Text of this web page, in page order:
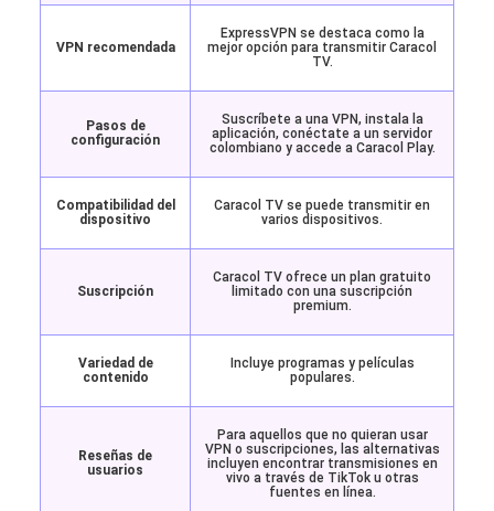
VPN recomendada
ExpressVPN se destaca como la
mejor opción para transmitir Caracol
TV.
Pasos de
configuración
Suscríbete a una VPN, instala la
aplicación, conéctate a un servidor
colombiano y accede a Caracol Play.
Compatibilidad del
dispositivo
Caracol TV se puede transmitir en
varios dispositivos.
Suscripción
Caracol TV ofrece un plan gratuito
limitado con una suscripción
premium.
Variedad de
contenido
Incluye programas y películas
populares.
Reseñas de
usuarios
Para aquellos que no quieran usar
VPN o suscripciones, las alternativas
incluyen encontrar transmisiones en
vivo a través de TikTok u otras
fuentes en línea.